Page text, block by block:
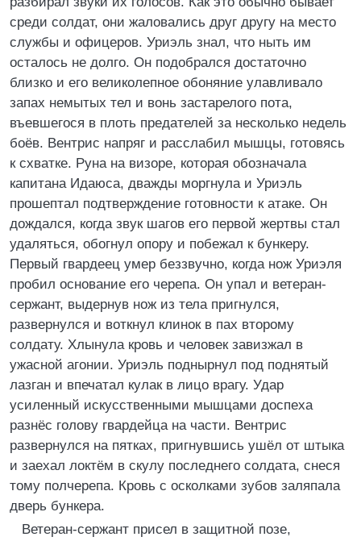
среди солдат, они жаловались друг другу на место
службы и офицеров. Уриэль знал, что ныть им
осталось не долго. Он подобрался достаточно
близко и его великолепное обоняние улавливало
запах немытых тел и вонь застарелого пота,
въевшегося в плоть предателей за несколько недель
боёв. Вентрис напряг и расслабил мышцы, готовясь
к схватке. Руна на визоре, которая обозначала
капитана Идаюса, дважды моргнула и Уриэль
прошептал подтверждение готовности к атаке. Он
дождался, когда звук шагов его первой жертвы стал
удаляться, обогнул опору и побежал к бункеру.
Первый гвардеец умер беззвучно, когда нож Уриэля
пробил основание его черепа. Он упал и ветеран-
сержант, выдернув нож из тела пригнулся,
развернулся и воткнул клинок в пах второму
солдату. Хлынула кровь и человек завизжал в
ужасной агонии. Уриэль поднырнул под поднятый
лазган и впечатал кулак в лицо врагу. Удар
усиленный искусственными мышцами доспеха
разнёс голову гвардейца на части. Вентрис
развернулся на пятках, пригнувшись ушёл от штыка
и заехал локтём в скулу последнего солдата, снеся
тому полчерепа. Кровь с осколками зубов заляпала
дверь бункера.
Ветеран-сержант присел в защитной позе,